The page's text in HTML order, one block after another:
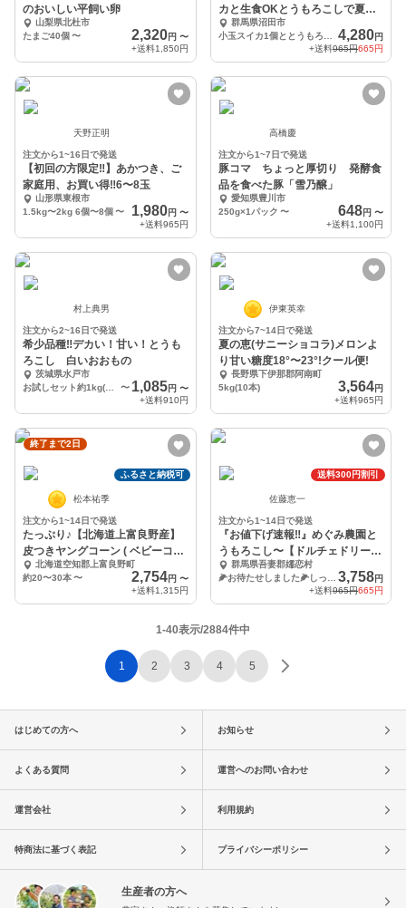
のおいしい平飼い卵
山梨県北杜市
たまご40個 〜 2,320円 〜
+送料1,850円
カと生食OKとうもろこしで夏を
満喫(^^)
群馬県沼田市
4,280円
+送料965円665円
天野正明
注文から1~16日で発送
【初回の方限定‼︎】あかつき、ご
家庭用、お買い得‼︎6〜8玉
山形県東根市
1.5kg〜2kg 6個〜8個 〜 1,980円 〜
+送料965円
高橋慶
注文から1~7日で発送
豚コマ ちょっと厚切り 発酵食
品を食べた豚「雪乃醸」
愛知県豊川市
250g×1パック 〜 648円 〜
+送料1,100円
村上典男
注文から2~16日で発送
希少品種‼️デカい！甘い！とうも
ろこし 白いおおもの
茨城県水戸市
〜 1,085円 〜
+送料910円
伊東英幸
注文から7~14日で発送
夏の恵(サニーショコラ)メロンよ
り甘い糖度18°〜23°!クール便!
長野県下伊那郡阿南町
5kg(10本)
3,564円
+送料965円
終了まで2日
ふるさと納税可
松本祐季
注文から1~14日で発送
たっぷり♪【北海道上富良野産】
皮つきヤングコーン ( ベビーコー
ン ) 約２５本
北海道空知郡上富良野町
約20〜30本〜 2,754円 〜
+送料1,315円
送料300円割引
佐藤恵一
注文から1~14日で発送
『お値下げ速報‼️』めぐみ農園と
うもろこし〜【ドルチェドリー
ム】９〜１１本入
群馬県吾妻郡嬬恋村
3,758円
+送料965円665円
1-40表示/2884件中
1 2 3 4 5
はじめての方へ お知らせ
よくある質問 運営へのお問い合わせ
運営会社 利用規約
特商法に基づく表記 プライバシーポリシー
生産者の方へ